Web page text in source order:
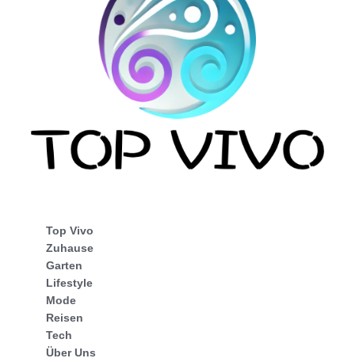
Top Vivo
Zuhause
Garten
Lifestyle
Mode
Reisen
Tech
Über Uns